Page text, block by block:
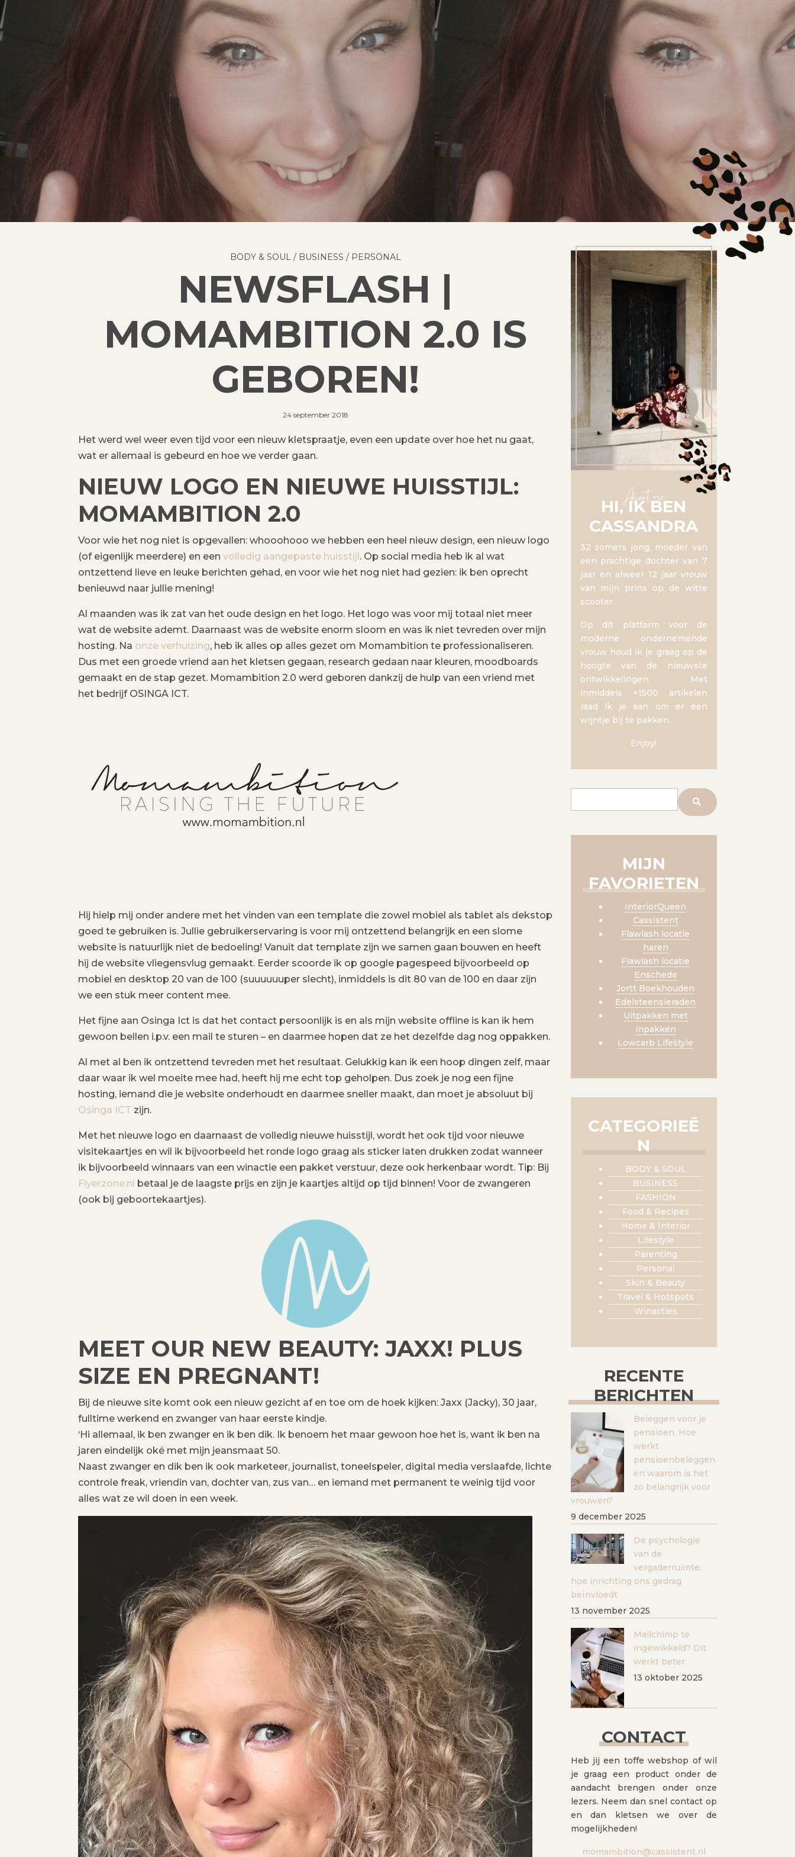
BODY & SOUL/ BUSINESS / PERSONAL
NEWSFLASH |
MOMAMBITION 2.0 IS
GEBOREN!
24 september 2018
Het werd wel weer even tijd voor een nieuw kletspraatje, even een update over hoe het nu gaat,
wat er allemaal is gebeurd en hoe we verder gaan.
NIEUW LOGO EN NIEUWE HUISSTIJL:
MOMAMBITION 2.0
Voor wie het nog niet is opgevallen: whooohooo we hebben een heel nieuw design, een nieuw logo
(of eigenlijk meerdere) en een volledig aangepaste huisstijl . Op social media heb ik al wat
ontzettend lieve en leuke berichten gehad, en voor wie het nog niet had gezien: ik ben oprecht
benieuwd naar jullie mening!
Al maanden was ik zat van het oude design en het logo. Het logo was voor mij totaal niet meer
wat de website ademt. Daarnaast was de website enorm sloom en was ik niet tevreden over mijn
hosting. Na onze verhuizing, heb ik alles op alles gezet om Momambition te professionaliseren.
Dus met een groede vriend aan het kletsen gegaan, research gedaan naar kleuren, moodboards
gemaakt en de stap gezet. Momambition 2.0 werd geboren dankzij de hulp van een vriend met
het bedrijf OSINGA ICT.
Hij hielp mij onder andere met het vinden van een template die zowel mobiel als tablet als dekstop
goed te gebruiken is. Jullie gebruikerservaring is voor mij ontzettend belangrijk en een slome
website is natuurlijk niet de bedoeling! Vanuit dat template zijn we samen gaan bouwen en heeft
hij de website vliegensvlug gemaakt. Eerder scoorde ik op google pagespeed bijvoorbeeld op
mobiel en desktop 20 van de 100 (suuuuuuper slecht), inmiddels is dit 80 van de 100 en daar zijn
we een stuk meer content mee.
Het fijne aan Osinga Ict is dat het contact persoonlijk is en als mijn website offline is kan ik hem
gewoon bellen i.p.v. een mail te sturen – en daarmee hopen dat ze het dezelfde dag nog oppakken.
Al met al ben ik ontzettend tevreden met het resultaat. Gelukkig kan ik een hoop dingen zelf, maar
daar waar ik wel moeite mee had, heeft hij me echt top geholpen. Dus zoek je nog een fijne
hosting, iemand die je website onderhoudt en daarmee sneller maakt, dan moet je absoluut bij
Osinga ICT zijn.
Met het nieuwe logo en daarnaast de volledig nieuwe huisstijl, wordt het ook tijd voor nieuwe
visitekaartjes en wil ik bijvoorbeeld het ronde logo graag als sticker laten drukken zodat wanneer
ik bijvoorbeeld winnaars van een winactie een pakket verstuur, deze ook herkenbaar wordt. Tip: Bij
Flyerzone.nl
betaal je de laagste prijs en zijn je kaartjes altijd op tijd binnen! Voor de zwangeren
(ook bij geboortekaartjes).
MEET OUR NEW BEAUTY: JAXX! PLUS
SIZE EN PREGNANT!
Bij de nieuwe site komt ook een nieuw gezicht af en toe om de hoek kijken: Jaxx (Jacky), 30 jaar,
fulltime werkend en zwanger van haar eerste kindje.
‘Hi allemaal, ik ben zwanger en ik ben dik. Ik benoem het maar gewoon hoe het is, want ik ben na
jaren eindelijk oké met mijn jeansmaat 50.
Naast zwanger en dik ben ik ook marketeer, journalist, toneelspeler, digital media verslaafde, lichte
controle freak, vriendin van, dochter van, zus van… en iemand met permanent te weinig tijd voor
alles wat ze wil doen in een week.
About me
HI, IK BEN
CASSANDRA
32 zomers jong, moeder van
een prachtige dochter van 7
jaar en alweer 12 jaar vrouw
van mijn prins op de witte
scooter.
Op dit platform voor de
moderne ondernemende
vrouw houd ik je graag op de
hoogte van de nieuwste
ontwikkelingen. Met
inmiddels +1500 artikelen
raad ik je aan om er een
wijntje bij te pakken.
Enjoy!
MIJN
FAVORIETEN
InteriorQueen
Cassistent
Flawlash locatie
haren
Flawlash locatie
Enschede
Jortt Boekhouden
Edelsteensieraden
Uitpakken met
inpakken
Lowcarb Lifestyle
CATEGORIEË
N
BODY & SOUL
BUSINESS
FASHION
Food & Recipes
Home & Interior
Lifestyle
Parenting
Personal
Skin & Beauty
Travel & Hotspots
Winacties
RECENTE
BERICHTEN
Beleggen voor je
pensioen. Hoe
werkt
pensioenbeleggen
en waarom is het
zo belangrijk voor
vrouwen?
9 december 2025
De psychologie
van de
vergaderruimte:
hoe inrichting ons gedrag
beïnvloedt
13 november 2025
Mailchimp te
ingewikkeld? Dit
werkt beter
13 oktober 2025
CONTACT
Heb jij een toffe webshop of wil
je graag een product onder de
aandacht brengen onder onze
lezers. Neem dan snel contact op
en dan kletsen we over de
mogelijkheden!
momambition@cassistent.nl